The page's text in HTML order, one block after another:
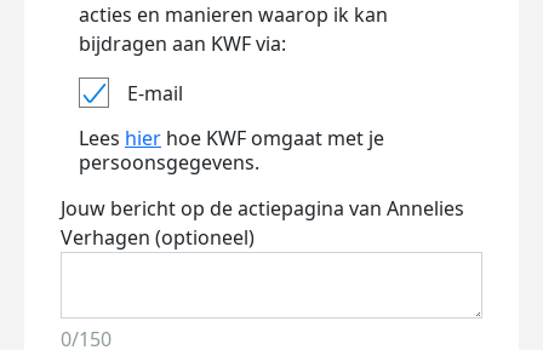
acties en manieren waarop ik kan
bijdragen aan KWF via:
E-mail
Lees hier hoe KWF omgaat met je
persoonsgegevens.
Jouw bericht op de actiepagina van Annelies
Verhagen (optioneel)
0/150